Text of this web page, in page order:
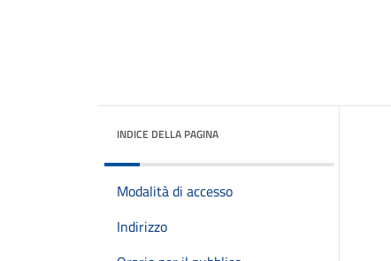
INDICE DELLA PAGINA
Modalità di accesso
Indirizzo